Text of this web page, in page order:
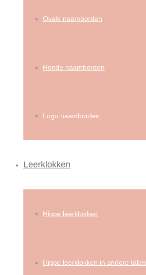
Ovale naamborden
Ronde naamborden
Logo naamborden
Leerklokken
Hippe leerklokken
Hippe leerklokken in andere talen